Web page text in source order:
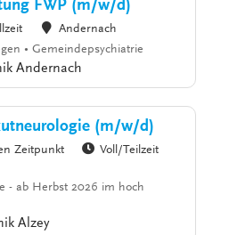
FWP (m/w/d)
Andernach
• Gemeindepsychiatrie
Andernach
(m/w/d)
Zeitpunkt
Voll/Teilzeit
- ab Herbst 2026 im hoch
Alzey